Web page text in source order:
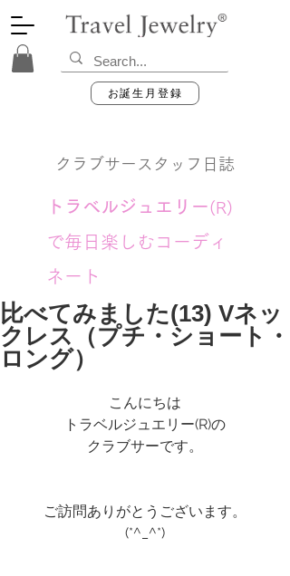
お誕生月登録
クラブサースタッフ日誌
トラベルジュエリー(R)
で毎日楽しむコーディ
ネート
比べてみました(13) Vネッ
クレス（プチ・ショート・
ロング）
こんにちは
トラベルジュエリー(R)の
クラブサーです。
ご訪問ありがとうございます。
(*^_^*)